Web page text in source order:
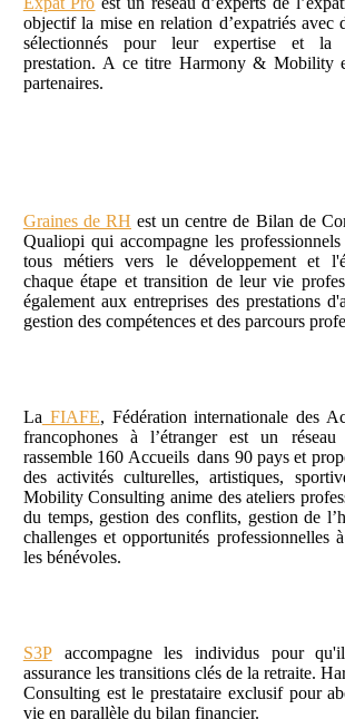
objectif la mise en relation d’expatriés avec
sélectionnés pour leur expertise et
prestation. A ce titre Harmony & Mobility
partenaires.
Graines de RH est un centre de Bilan de
Qualiopi qui accompagne les
tous métiers vers le développement et
chaque étape et transition de leur vie
également aux entreprises des prestations
gestion des compétences et des parcours
La FIAFE, Fédération internationale des
francophones à l’étranger est un
rassemble 160 Accueils dans 90 pays et
des activités culturelles, artistiques,
Mobility Consulting anime des ateliers
du temps, gestion des conflits, gestion de
challenges et opportunités professionnelles
les bénévoles.
S3P
accompagne les individus pour
assurance les transitions clés de la retraite.
Consulting est le prestataire exclusif pour
vie en parallèle du bilan financier.